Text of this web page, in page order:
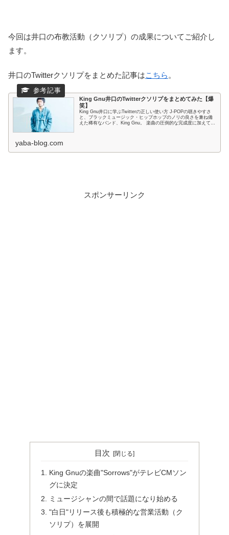
今回は井口の布教活動（クソリプ）の成果についてご紹介し
ます。
井口のTwitterクソリプをまとめた記事はこちら 。
King Gnu井口のTwitterクソリプをまとめてみた【爆
笑】
King Gnu井口に学ぶTwitterの正しい使い方 J-POPの聴きやすさ
と、ブラックミュージック・ヒップホップのノリの良さを兼ね備
えた稀有なバンド、King Gnu。 楽曲の圧倒的な完成度に加えて、
yaba-blog.com
スポンサーリンク
目次
King Gnuの楽曲"Sorrows"がテレビCMソン
グに決定
ミュージシャンの間で話題になり始める
"白日"リリース後も積極的な営業活動（ク
ソリプ）を展開